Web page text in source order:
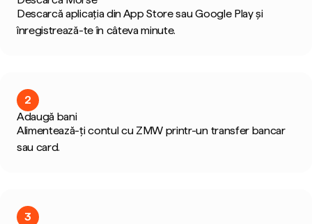
Descarcă aplicația din App Store sau Google Play și
înregistrează-te în câteva minute.
2
Adaugă bani
Alimentează-ți contul cu ZMW printr-un transfer bancar
sau card.
3